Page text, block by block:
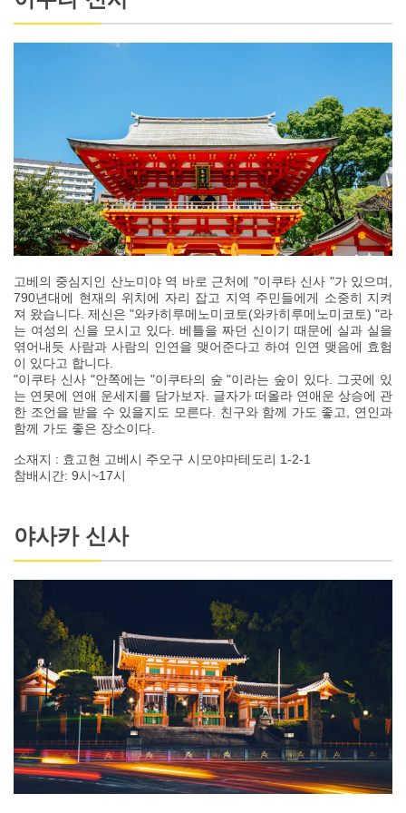
고베의 중심지인 산노미야 역 바로 근처에 "이쿠타 신사 "가 있으며,
790년대에 현재의 위치에 자리 잡고 지역 주민들에게 소중히 지켜
져 왔습니다. 제신은 "와카히루메노미코토(와카히루메노미코토) "라
는 여성의 신을 모시고 있다. 베틀을 짜던 신이기 때문에 실과 실을
엮어내듯 사람과 사람의 인연을 맺어준다고 하여 인연 맺음에 효험
이 있다고 합니다.
"이쿠타 신사 "안쪽에는 "이쿠타의 숲 "이라는 숲이 있다. 그곳에 있
는 연못에 연애 운세지를 담가보자. 글자가 떠올라 연애운 상승에 관
한 조언을 받을 수 있을지도 모른다. 친구와 함께 가도 좋고, 연인과
함께 가도 좋은 장소이다.
소재지 : 효고현 고베시 주오구 시모야마테도리 1-2-1
참배시간: 9시~17시
야사카 신사